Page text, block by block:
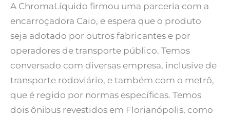
A ChromaLíquido firmou uma parceria com a
encarroçadora Caio, e espera que o produto
seja adotado por outros fabricantes e por
operadores de transporte público. Temos
conversado com diversas empresa, inclusive de
transporte rodoviário, e também com o metrô,
que é regido por normas específicas. Temos
dois ônibus revestidos em Florianópolis, como